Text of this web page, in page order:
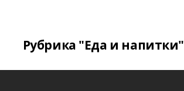
Рубрика "Еда и напитки"